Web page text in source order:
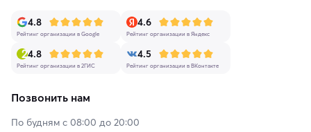
4.8
Рейтинг организации в Google
4.6
Рейтинг организации в Яндекс
4.8
Рейтинг организации в 2ГИС
4.5
Рейтинг организации в ВКонтакте
Позвонить нам
По будням с 08:00 до 20:00